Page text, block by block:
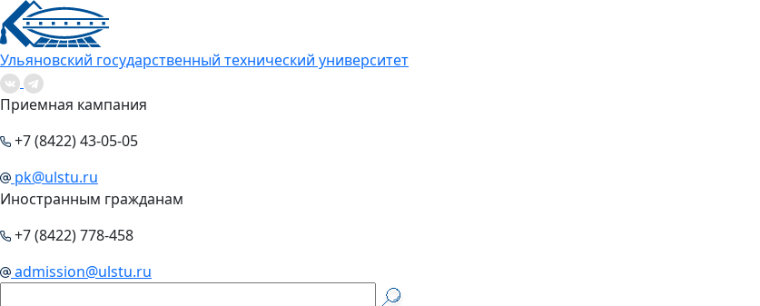
Ульяновский государственный технический университет
Приемная кампания
+7 (8422) 43-05-05
pk@ulstu.ru
Иностранным гражданам
+7 (8422) 778-458
admission@ulstu.ru